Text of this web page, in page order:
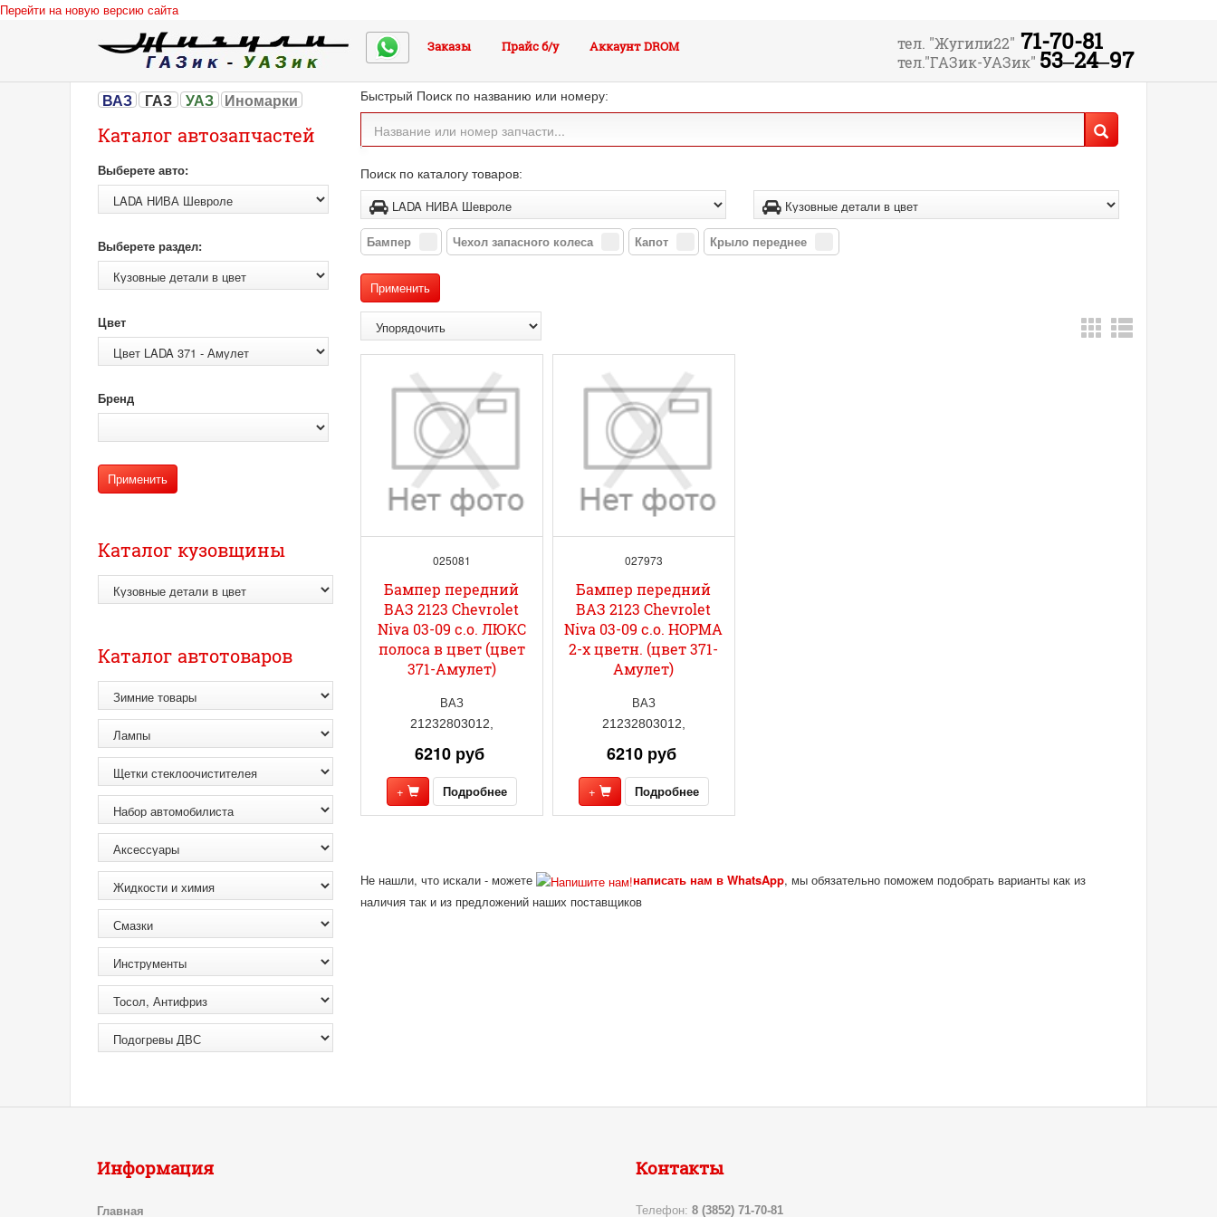
Перейти на новую версию сайта
Заказы Прайс б/у Аккаунт DROM тел. "Жугили22" 71-70-81
тел."ГАЗик-УАЗик" 53‒24‒97
ВАЗ ГАЗ УАЗ Иномарки
Каталог автозапчастей
Выберете авто:
Выберете раздел:
Цвет
Бренд
Каталог кузовщины
Каталог автотоваров
Быстрый Поиск по названию или номеру:
Поиск по каталогу товаров:
Бампер Чехол запасного колеса Капот Крыло переднее
025081
Бампер передний
ВАЗ 2123 Chevrolet
Niva 03-09 с.о. ЛЮКС
полоса в цвет (цвет
371-Амулет)
ВАЗ
21232803012,
6210 руб
+ Подробнее
027973
Бампер передний
ВАЗ 2123 Chevrolet
Niva 03-09 с.о. НОРМА
2-х цветн. (цвет 371-
Амулет)
ВАЗ
21232803012,
6210 руб
+ Подробнее
Не нашли, что искали - можете написать нам в WhatsApp, мы обязательно поможем подобрать варианты как из
наличия так и из предложений наших поставщиков
Информация
Главная
Контакты
Телефон: 8 (3852) 71-70-81